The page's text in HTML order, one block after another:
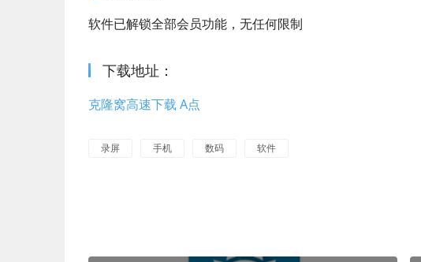
软件已解锁全部会员功能，无任何限制
下载地址：
克隆窝高速下载 A点
录屏 手机 数码 软件